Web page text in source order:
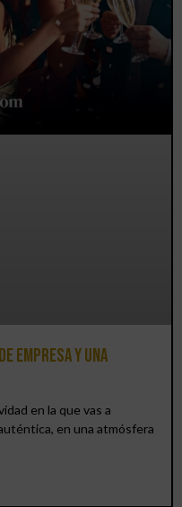
empresa y una
en la que vas a
en una atmósfera